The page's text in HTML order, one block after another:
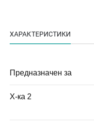
ХАРАКТЕРИСТИКИ
Предназначен за
Х-ка 2